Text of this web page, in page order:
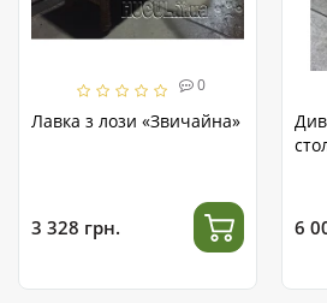
0
Лавка з лози «Звичайна»
3 328 грн. 6